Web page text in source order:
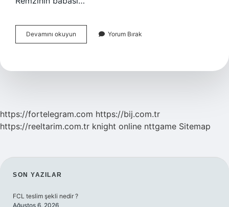
Devamını okuyun
Babasının
Yorum Bırak
https://fortelegram.com https://bij.com.tr
https://reeltarim.com.tr knight online nttgame Sitemap
SIDEBAR
SON YAZILAR
FCL teslim şekli nedir ?
Ağustos 6, 2026